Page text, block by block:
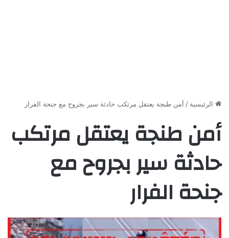
الرئيسية / أمن طنجة يعتقل مرتكب حادثة سير بجروح مع جنحة الفرار
أمن طنجة يعتقل مرتكب
حادثة سير بجروح مع
جنحة الفرار